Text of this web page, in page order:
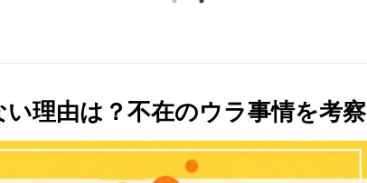
理由は？不在のウラ事情を考察